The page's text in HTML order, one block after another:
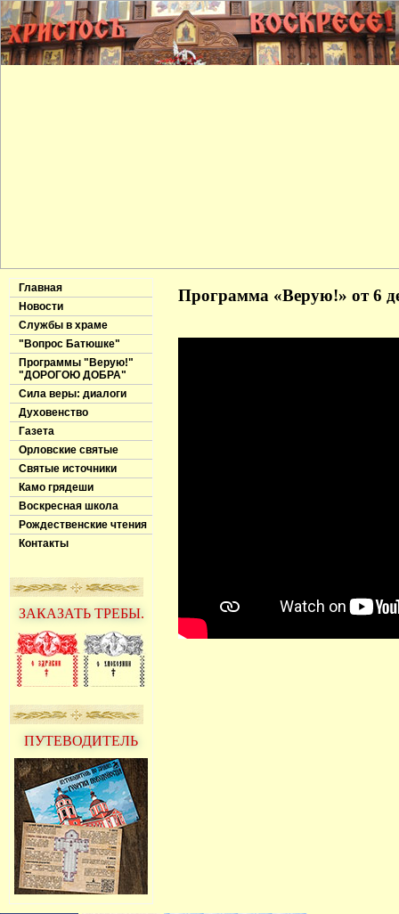
Главная
Новости
Службы в храме
"Вопрос Батюшке"
Программы "Верую!"
"ДОРОГОЮ ДОБРА"
Сила веры: диалоги
Духовенство
Газета
Орловские святые
Святые источники
Камо грядеши
Воскресная школа
Рождественские чтения
Контакты
ЗАКАЗАТЬ ТРЕБЫ.
ПУТЕВОДИТЕЛЬ
Программа «Верую!» от 6